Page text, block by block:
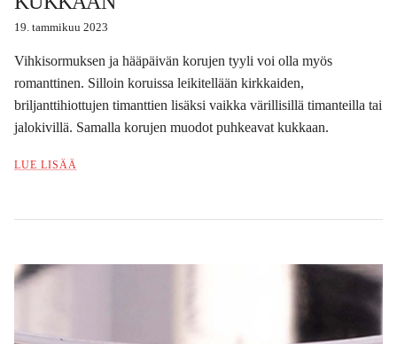
19. tammikuu 2023
Vihkisormuksen ja hääpäivän korujen tyyli voi olla myös
romanttinen. Silloin koruissa leikitellään kirkkaiden,
briljanttihiottujen timanttien lisäksi vaikka värillisillä timanteilla tai
jalokivillä. Samalla korujen muodot puhkeavat kukkaan.
LUE LISÄÄ